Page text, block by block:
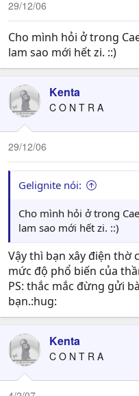
29/12/06
Cho mình hỏi ở trong
lam sao mới hết zi. ::)
Kenta
C O N T R A
29/12/06
Gelignite nói:
Cho mình hỏi ở trong
lam sao mới hết zi. ::)
Vậy thì bạn xây điện thờ
mức độ phổ biến của
PS: thắc mắc đừng gửi
bạn.:hug:
Kenta
C O N T R A